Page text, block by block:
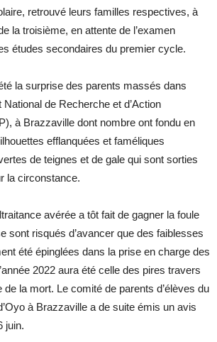
retrouvé leurs familles respectives, à
la troisième, en attente de l’examen
études secondaires du premier cycle.
la surprise des parents massés dans
National de Recherche et d’Action
à Brazzaville dont nombre ont fondu en
efflanquées et faméliques
de teignes et de gale qui sont sorties
la circonstance.
avérée a tôt fait de gagner la foule
sont risqués d’avancer que des faiblesses
été épinglées dans la prise en charge des
2022 aura été celle des pires travers
de la mort. Le comité de parents d’élèves du
à Brazzaville a de suite émis un avis
juin.